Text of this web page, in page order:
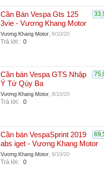
Cần Bán Vespa Gts 125
3vie - Vương Khang Motor
Vương Khang Motor 8/10/20
Trả lời: 0
Cần bán Vespa GTS Nhập
Ý Tứ Qúy Ba
Vương Khang Motor 8/10/20
Trả lời: 0
Cần bán VespaSprint 2019
abs iget - Vương Khang Motor
Vương Khang Motor 8/10/20
Trả lời: 0